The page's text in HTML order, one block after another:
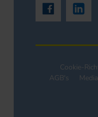
Cookie-
AGB's